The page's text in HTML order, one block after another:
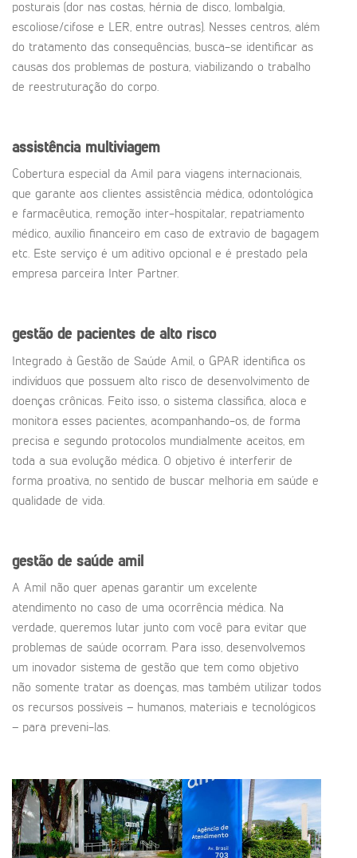
posturais (dor nas costas, hérnia de disco, lombalgia,
escoliose/cifose e LER, entre outras). Nesses centros, além
do tratamento das consequências, busca-se identificar as
causas dos problemas de postura, viabilizando o trabalho
de reestruturação do corpo.
assistência multiviagem
Cobertura especial da Amil para viagens internacionais,
que garante aos clientes assistência médica, odontológica
e farmacêutica, remoção inter-hospitalar, repatriamento
médico, auxílio financeiro em caso de extravio de bagagem
etc. Este serviço é um aditivo opcional e é prestado pela
empresa parceira Inter Partner.
gestão de pacientes de alto risco
Integrado à Gestão de Saúde Amil, o GPAR identifica os
indivíduos que possuem alto risco de desenvolvimento de
doenças crônicas. Feito isso, o sistema classifica, aloca e
monitora esses pacientes, acompanhando-os, de forma
precisa e segundo protocolos mundialmente aceitos, em
toda a sua evolução médica. O objetivo é interferir de
forma proativa, no sentido de buscar melhoria em saúde e
qualidade de vida.
gestão de saúde amil
A Amil não quer apenas garantir um excelente
atendimento no caso de uma ocorrência médica. Na
verdade, queremos lutar junto com você para evitar que
problemas de saúde ocorram. Para isso, desenvolvemos
um inovador sistema de gestão que tem como objetivo
não somente tratar as doenças, mas também utilizar todos
os recursos possíveis – humanos, materiais e tecnológicos
– para preveni-las.